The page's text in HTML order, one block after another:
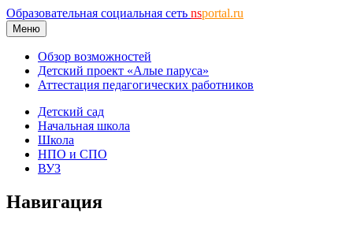
Образовательная социальная сеть nsportal.ru
Меню
Обзор возможностей
Детский проект «Алые паруса»
Аттестация педагогических работников
Детский сад
Начальная школа
Школа
НПО и СПО
ВУЗ
Навигация